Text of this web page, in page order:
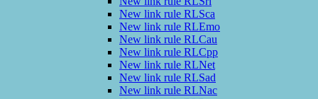
New link rule RLSca
New link rule RLEmo
New link rule RLCau
New link rule RLCpp
New link rule RLNet
New link rule RLSad
New link rule RLNac